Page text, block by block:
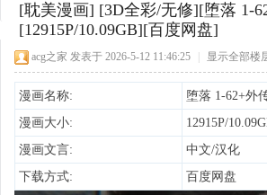
[耽美漫画] [3D全彩/无修][堕落 1-
[12915P/10.09GB][百度网盘]
acg之家 发表于 2026-5-12 11:46:25 显示全部楼
漫画名称:
堕落 1-62+外
漫画大小:
12915P/
漫画文言:
中文/汉化
下载方式:
百度网盘